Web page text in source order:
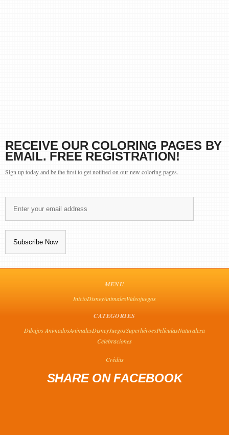
RECEIVE OUR COLORING PAGES BY
EMAIL. FREE REGISTRATION!
Sign up today and be the first to get notified on our new coloring pages.
MENU
InicioDisneyAnimalesVideojuegos
CATEGORIES
Dibujos AnimadosAnimalesDisneyJuegosSuperhéroesPelículasNaturaleza
Celebraciones
Crédits
SHARE ON FACEBOOK